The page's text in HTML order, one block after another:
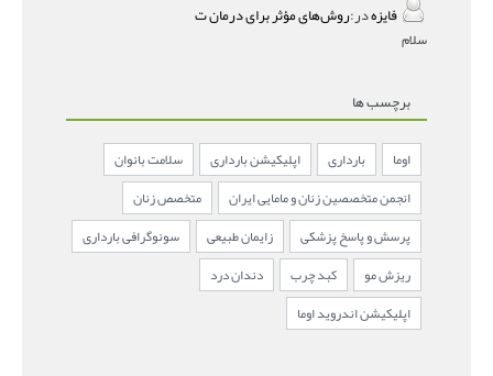
فایزهدر:روش‌های مؤثر برای درمان ت
سلام
برچسب ها
اوما بارداری اپلیکیشن بارداری
سلامت بانوان
انجمن متخصصین زنان و مامایی ایران
متخصص زنان
پرسش و پاسخ پزشکی
زایمان طبیعی
سونوگرافی بارداری
ریزش مو
کبد چرب
دندان درد
اپلیکیشن اندروید اوما